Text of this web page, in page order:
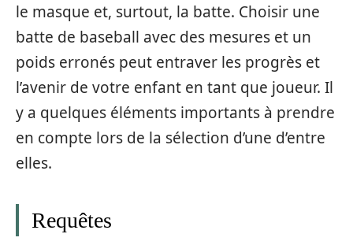
le masque et, surtout, la batte. Choisir une
batte de baseball avec des mesures et un
poids erronés peut entraver les progrès et
l’avenir de votre enfant en tant que joueur. Il
y a quelques éléments importants à prendre
en compte lors de la sélection d’une d’entre
elles.
Requêtes